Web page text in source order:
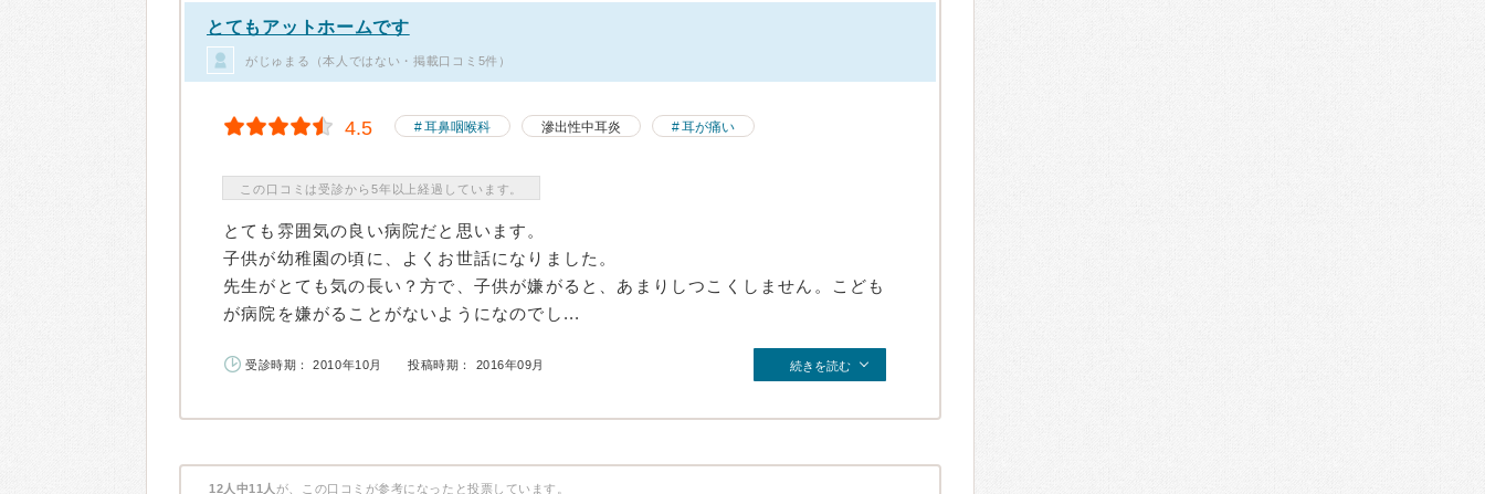
とてもアットホームです
がじゅまる（本人ではない・掲載口コミ5件）
4.5 耳鼻咽喉科 滲出性中耳炎 耳が痛い
この口コミは受診から5年以上経過しています。
とても雰囲気の良い病院だと思います。
子供が幼稚園の頃に、よくお世話になりました。
先生がとても気の長い？方で、子供が嫌がると、あまりしつこくしません。こども
が病院を嫌がることがないようになのでし...
受診時期： 2010年10月 投稿時期： 2016年09月 続きを読む
12人中11人 が、この口コミが参考になったと投票しています。